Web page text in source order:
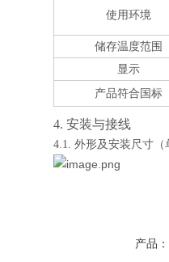
使用环境
储存温度范围
显示
产品符合国标
4. 安装与接线
4.1. 外形及安装尺寸（
产品：